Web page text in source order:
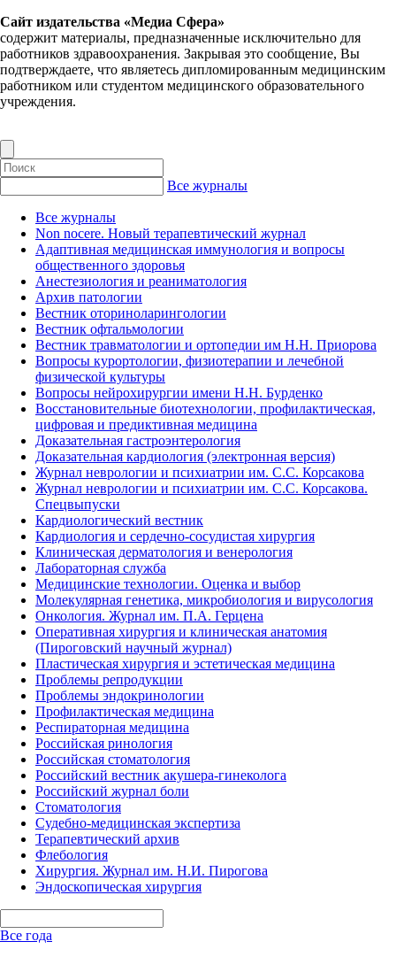
Сайт издательства «Медиа Сфера»
содержит материалы, предназначенные исключительно для
работников здравоохранения. Закрывая это сообщение, Вы
подтверждаете, что являетесь дипломированным медицинским
работником или студентом медицинского образовательного
учреждения.
Все журналы
Все журналы
Non nocere. Новый терапевтический журнал
Адаптивная медицинская иммунология и вопросы
общественного здоровья
Анестезиология и реаниматология
Архив патологии
Вестник оториноларингологии
Вестник офтальмологии
Вестник травматологии и ортопедии им Н.Н. Приорова
Вопросы курортологии, физиотерапии и лечебной
физической культуры
Вопросы нейрохирургии имени Н.Н. Бурденко
Восстановительные биотехнологии, профилактическая,
цифровая и предиктивная медицина
Доказательная гастроэнтерология
Доказательная кардиология (электронная версия)
Журнал неврологии и психиатрии им. С.С. Корсакова
Журнал неврологии и психиатрии им. С.С. Корсакова.
Спецвыпуски
Кардиологический вестник
Кардиология и сердечно-сосудистая хирургия
Клиническая дерматология и венерология
Лабораторная служба
Медицинские технологии. Оценка и выбор
Молекулярная генетика, микробиология и вирусология
Онкология. Журнал им. П.А. Герцена
Оперативная хирургия и клиническая анатомия
(Пироговский научный журнал)
Пластическая хирургия и эстетическая медицина
Проблемы репродукции
Проблемы эндокринологии
Профилактическая медицина
Респираторная медицина
Российская ринология
Российская стоматология
Российский вестник акушера-гинеколога
Российский журнал боли
Стоматология
Судебно-медицинская экспертиза
Терапевтический архив
Флебология
Хирургия. Журнал им. Н.И. Пирогова
Эндоскопическая хирургия
Все года